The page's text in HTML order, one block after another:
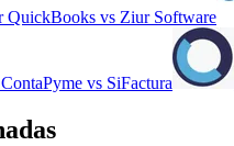
QuickBooks vs Ziur Software
ContaPyme vs SiFactura